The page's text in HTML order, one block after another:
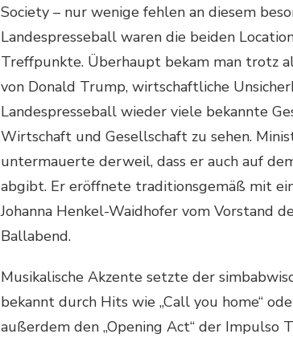
Society – nur wenige fehlen an diesem
Landespresseball waren die beiden
Treffpunkte. Überhaupt bekam man trotz
von Donald Trump, wirtschaftliche
Landespresseball wieder viele bekannte
Wirtschaft und Gesellschaft zu sehen.
untermauerte derweil, dass er auch auf
abgibt. Er eröffnete traditionsgemäß mit
Johanna Henkel-Waidhofer vom Vorstand
Ballabend.
Musikalische Akzente setzte der
bekannt durch Hits wie „Call you home“
außerdem den „Opening Act“ der Impulso